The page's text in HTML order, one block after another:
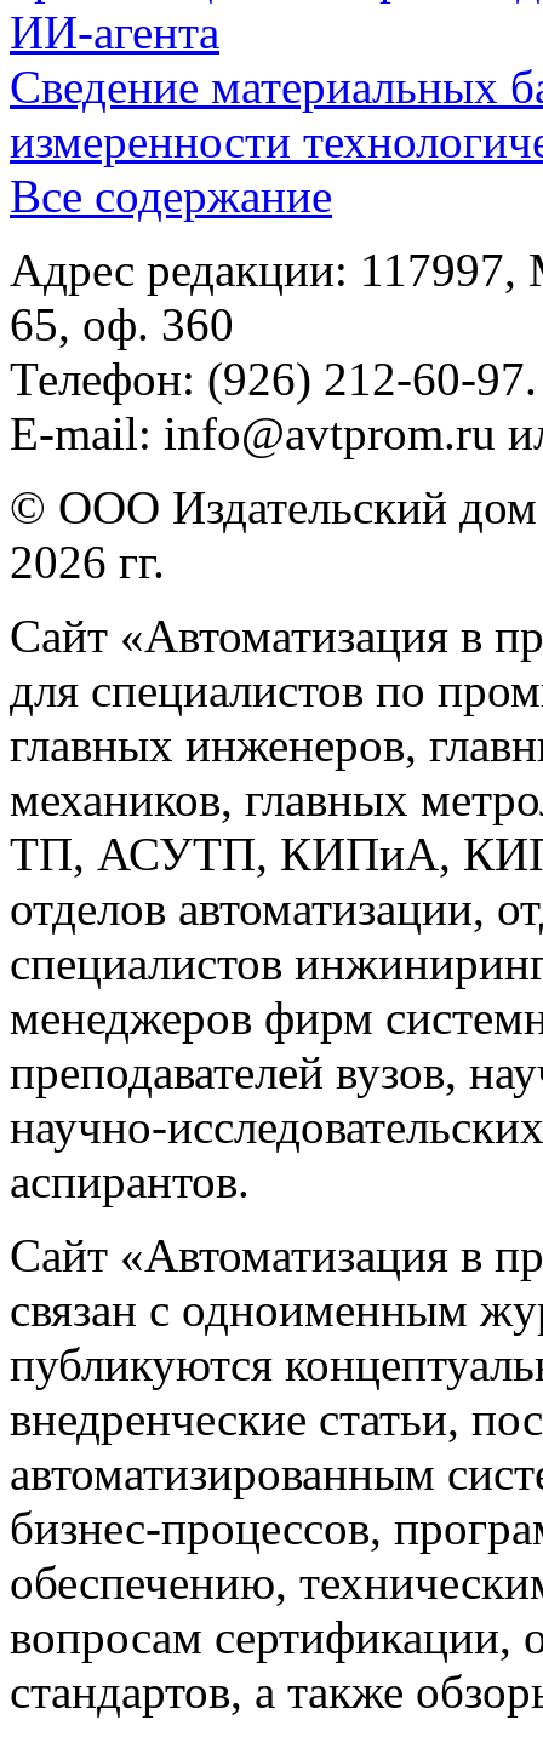
ИИ-агента
Сведение материальных
измеренности
Все содержание
Адрес редакции:
65, оф. 360
Телефон: (926) 212-60-97.
E-mail: info@avtprom.ru
© ООО Издательский
2026 гг.
Сайт «Автоматизация в
для специалистов по
главных инженеров,
механиков, главных
ТП, АСУТП, КИПиА, КИП
отделов автоматизации,
специалистов
менеджеров фирм
преподавателей вузов,
научно-
аспирантов.
Сайт «Автоматизация в
связан с одноименным
публикуются
внедренческие статьи,
автоматизированным
бизнес-процессов,
обеспечению,
вопросам
стандартов, а также